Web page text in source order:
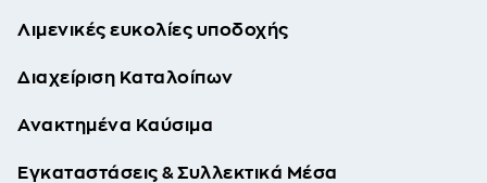
Λιμενικές ευκολίες υποδοχής
Διαχείριση Καταλοίπων
Ανακτημένα Καύσιμα
Εγκαταστάσεις & Συλλεκτικά Μέσα